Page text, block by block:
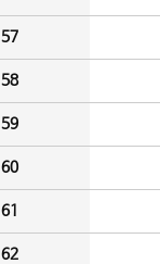
57
58
59
60
61
62